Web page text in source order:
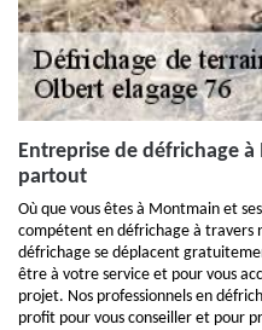
Entreprise de défrichage
partout
Où que vous êtes à Montmain et
compétent en défrichage à travers
défrichage se déplacent
être à votre service et pour vous
projet. Nos professionnels en
profit pour vous conseiller et pour